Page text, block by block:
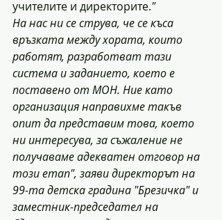
учителите и директорите."
На нас ни се струва, че се къса
връзката между хората, които
работят, разработват тази
система и заданието, което е
поставено от МОН. Ние като
организация направихме такъв
опит да представим това, което
ни интересува, за съжаление не
получаваме адекватен отговор на
този етап", заяви директорът на
99-та детска градина "Брезичка" и
заместник-председател на